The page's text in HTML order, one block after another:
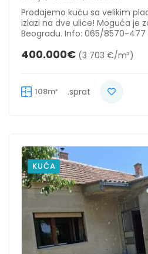
Prodajemo kuću sa velikim
izlazi na dve ulice! Moguća je
Beogradu. Info: 065/8570-477
400.000€ (3 703 €/m²)
108m² .sprat
KUĆA